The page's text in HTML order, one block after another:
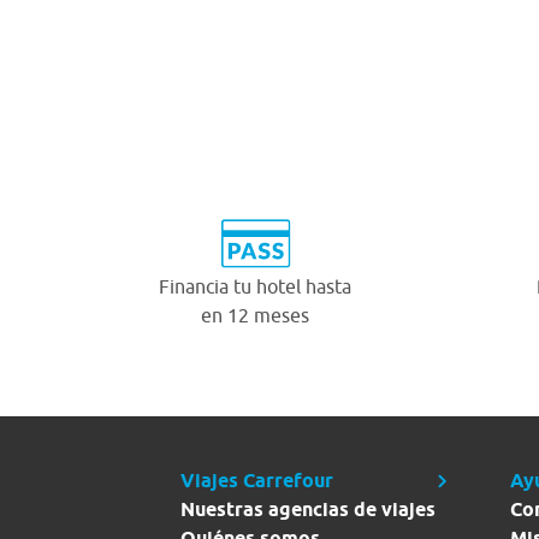
Financia tu hotel hasta
en 12 meses
Viajes Carrefour
Nuestras agencias de viajes